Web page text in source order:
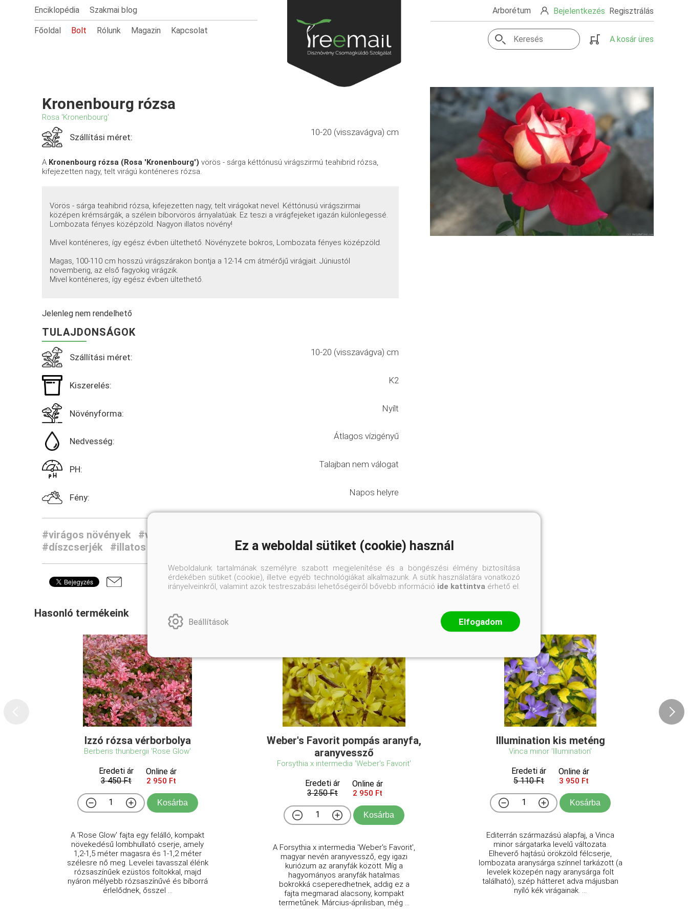
Enciklopédia Szakmai blog
Főoldal Bolt Rólunk Magazin Kapcsolat
Arborétum Bejelentkezés Regisztrálás
A kosár üres
Kronenbourg rózsa
Rosa 'Kronenbourg'
Szállítási méret: 10-20 (visszavágva) cm
A Kronenbourg rózsa (Rosa 'Kronenbourg') vörös - sárga kéttónusú virágszirmú teahibrid rózsa,
kifejezetten nagy, telt virágú konténeres rózsa.
Vörös - sárga teahibrid rózsa, kifejezetten nagy, telt virágokat nevel. Kéttónusú virágszirmai
középen krémsárgák, a szélein bíborvörös árnyalatúak. Ez teszi a virágfejeket igazán különlegessé.
Lombozata fényes középzöld. Nagyon illatos növény!
Mivel konténeres, így egész évben ültethető. Növényzete bokros, Lombozata fényes középzöld.
Magas, 100-110 cm hosszú virágszárakon bontja a 12-14 cm átmérőjű virágjait. Júniustól
novemberig, az első fagyokig virágzik.
Mivel konténeres, így egész évben ültethető.
Jelenleg nem rendelhető
TULAJDONSÁGOK
Szállítási méret: 10-20 (visszavágva) cm
Kiszerelés: K2
Növényforma: Nyílt
Nedvesség: Átlagos vízigényű
PH: Talajban nem válogat
Fény: Napos helyre
#virágos növények #városi kiskertek
#díszcserjék
#illatos növények
Hasonló termékeink
Izzó rózsa vérborbolya
Berberis thunbergii 'Rose Glow'
Eredeti ár
3 450 Ft
Online ár
2 950 Ft
Kosárba
A 'Rose Glow' fajta egy felálló, kompakt
növekedésű lombhullató cserje, amely
1,2-1,5 méter magasra és 1-1,2 méter
szélesre nő meg. Levelei tavasszal élénk
rózsaszínűek ezüstös foltokkal, majd
nyáron mélyebb rózsaszínűvé és bíborrá
érlelődnek, ősszel ...
Weber's Favorit pompás aranyfa,
aranyvessző
Forsythia x intermedia 'Weber's Favorit'
Eredeti ár
3 250 Ft
Online ár
2 950 Ft
Kosárba
A Forsythia x intermedia 'Weber's Favorit',
magyar nevén aranyvessző, egy igazi
kuriózum az aranyfák között. Míg a
hagyományos aranyfák hatalmas
bokrokká cseperedhetnek, addig ez a
fajta megmarad alacsony, kompakt
termetűnek. Március-áprilisban, még ...
Illumination kis meténg
Vinca minor 'Illumination'
Eredeti ár
5 110 Ft
Online ár
3 950 Ft
Kosárba
Editerrán származású alapfaj, a Vinca
minor sárgatarka levelű változata.
Elheverő hajtású örökzöld félcserje,
lombozata aranysárga színnel tarkázott (a
levelek közepén nagy aranysárga folt
található), szép hátteret adva májusban
nyíló kék virágainak. ...
Ez a weboldal sütiket (cookie) használ
Weboldalunk tartalmának személyre szabott megjelenítése és a böngészési élmény biztosítása
érdekében sütiket (cookie), illetve egyéb technológiákat alkalmazunk. A sütik használatára vonatkozó
irányelveinkről, valamint azok testreszabási lehetőségeiről bővebb információ ide kattintva érhető el.
Beállítások Elfogadom